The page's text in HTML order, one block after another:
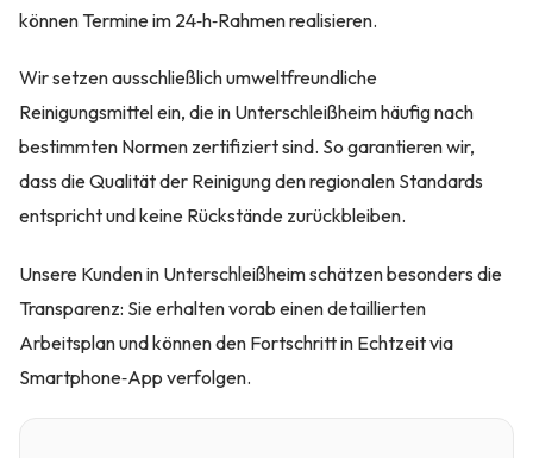
können Termine im 24‑h‑Rahmen realisieren.
Wir setzen ausschließlich umweltfreundliche
Reinigungsmittel ein, die in Unterschleißheim häufig nach
bestimmten Normen zertifiziert sind. So garantieren wir,
dass die Qualität der Reinigung den regionalen Standards
entspricht und keine Rückstände zurückbleiben.
Unsere Kunden in Unterschleißheim schätzen besonders die
Transparenz: Sie erhalten vorab einen detaillierten
Arbeitsplan und können den Fortschritt in Echtzeit via
Smartphone‑App verfolgen.